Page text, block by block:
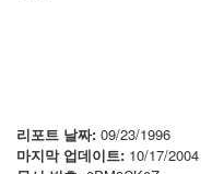
리포트 날짜: 09/23/1996
마지막 업데이트: 10/17/2004